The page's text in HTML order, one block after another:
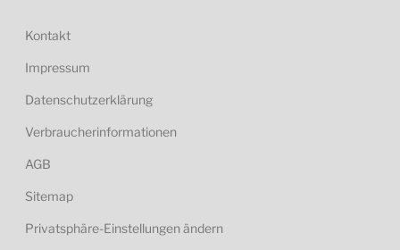
Kontakt
Impressum
Datenschutzerklärung
Verbraucherinformationen
AGB
Sitemap
Privatsphäre-Einstellungen ändern